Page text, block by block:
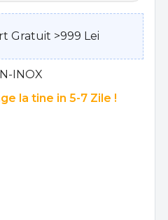
Gratuit >999 Lei
INOX
la tine in 5-7 Zile !